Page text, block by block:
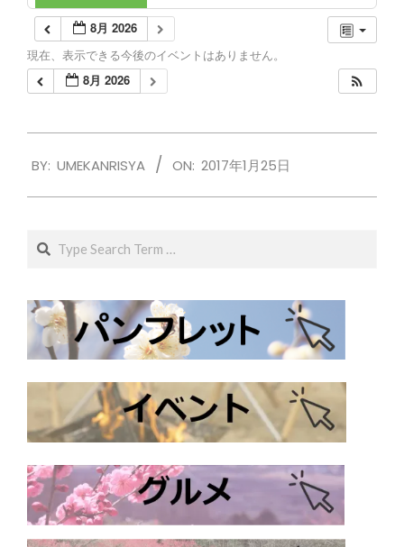
8月 2026
現在、表示できる今後のイベントはありません。
8月 2026
01-
BY: UMEKANRISYA ON: 2017年1月25日
Search